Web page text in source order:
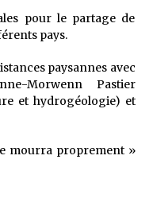
pour le partage de
pays.
paysannes avec
Morwenn Pastier
et hydrogéologie) et
mourra proprement »